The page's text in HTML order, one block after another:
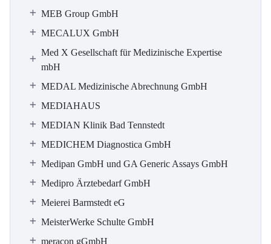
MEB Group GmbH
MECALUX GmbH
Med X Gesellschaft für Medizinische Expertise
mbH
MEDAL Medizinische Abrechnung GmbH
MEDIAHAUS
MEDIAN Klinik Bad Tennstedt
MEDICHEM Diagnostica GmbH
Medipan GmbH und GA Generic Assays GmbH
Medipro Ärztebedarf GmbH
Meierei Barmstedt eG
MeisterWerke Schulte GmbH
meracon gGmbH